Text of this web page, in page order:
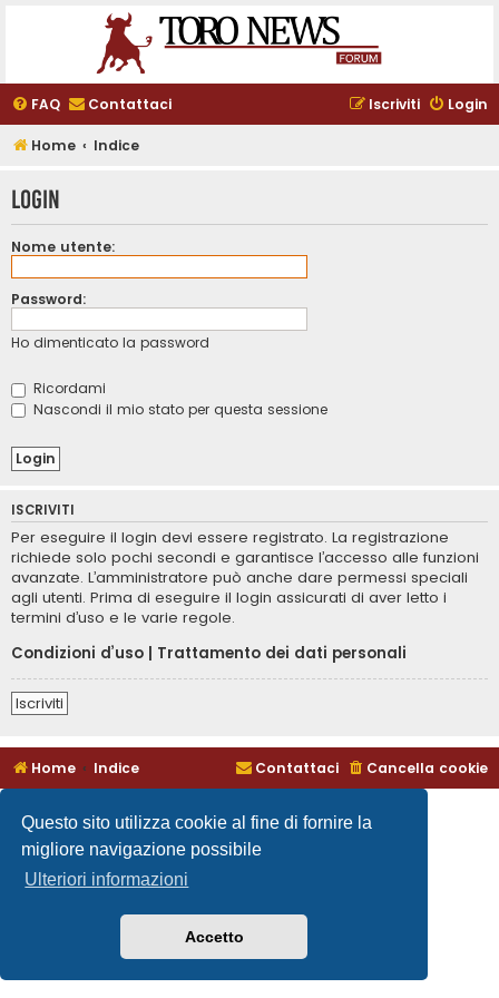
Questo sito utilizza cookie al fine di fornire la
migliore navigazione possibile
Ulteriori informazioni
Accetto
FAQ Contattaci Login
Iscriviti
Home Indice
Login
Nome utente:
Password:
Ho dimenticato la password
Ricordami
Nascondi il mio stato per questa sessione
ISCRIVITI
Per eseguire il login devi essere registrato. La registrazione
richiede solo pochi secondi e garantisce l’accesso alle funzioni
avanzate. L’amministratore può anche dare permessi speciali
agli utenti. Prima di eseguire il login assicurati di aver letto i
termini d’uso e le varie regole.
Condizioni d’uso | Trattamento dei dati personali
Iscriviti
Home Indice Cancella cookie
Contattaci